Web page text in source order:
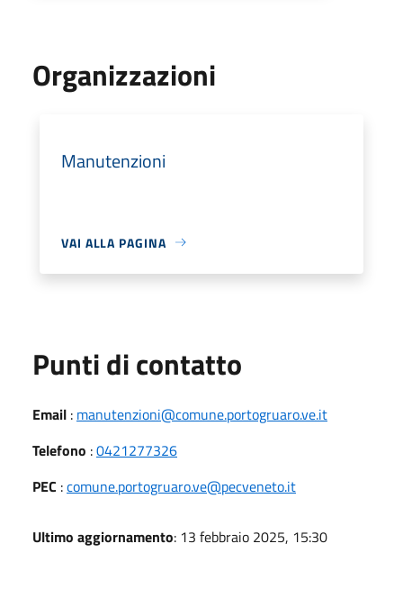
Organizzazioni
Manutenzioni
VAI ALLA PAGINA
Punti di contatto
Email : manutenzioni@comune.portogruaro.ve.it
Telefono :0421277326
PEC :comune.portogruaro.ve@pecveneto.it
Ultimo aggiornamento: 13 febbraio 2025, 15:30